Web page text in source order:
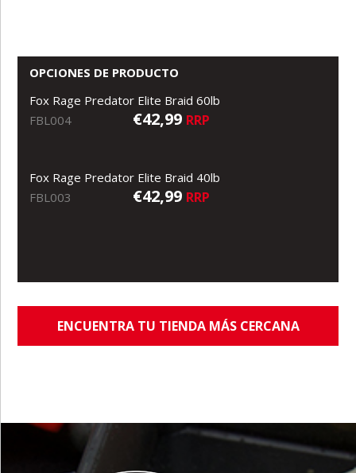
OPCIONES DE PRODUCTO
Fox Rage Predator Elite Braid 60lb
FBL004
€42,99 RRP
Fox Rage Predator Elite Braid 40lb
FBL003
€42,99 RRP
ENCUENTRA TU TIENDA MÁS CERCANA